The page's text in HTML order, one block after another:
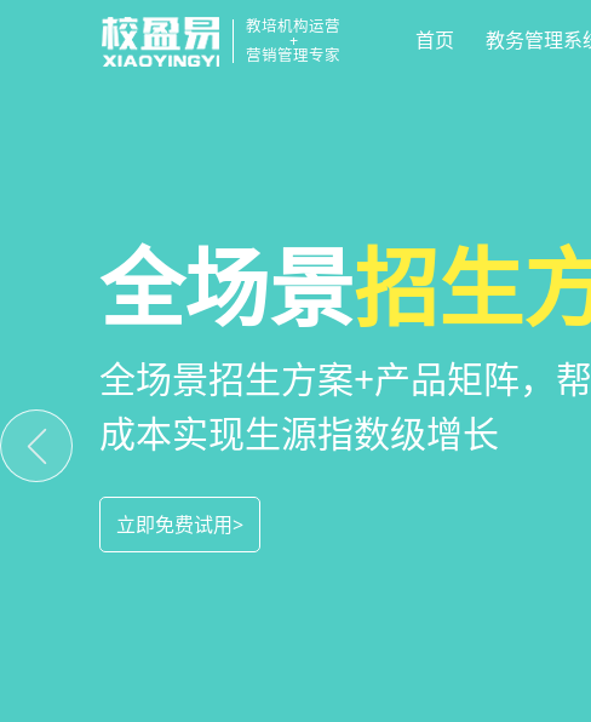
教培机构运营
+
营销管理专家
首页 教务管理系
校区运营管
教培机构数字化全场景运营管
位解决学校经营管理难题
立即免费试用>
全场景招生
全场景招生方案+产品矩阵，
成本实现生源指数级增长
立即免费试用>
教培机构小
一部手机链接机构、学员、家
捷，互动零距离，体验更满意
立即免费试用>